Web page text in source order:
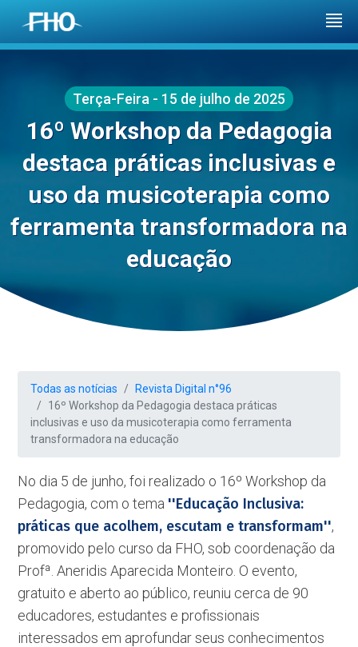
Terça-Feira - 15 de julho de 2025
16º Workshop da Pedagogia
destaca práticas inclusivas e
uso da musicoterapia como
ferramenta transformadora na
educação
Todas as notícias
Revista Digital n°96
16º Workshop da Pedagogia destaca práticas
inclusivas e uso da musicoterapia como ferramenta
transformadora na educação
No dia 5 de junho, foi realizado o 16º Workshop da
Pedagogia, com o tema ''Educação Inclusiva:
práticas que acolhem, escutam e transformam'',
promovido pelo curso da FHO, sob coordenação da
Profª. Aneridis Aparecida Monteiro. O evento,
gratuito e aberto ao público, reuniu cerca de 90
educadores, estudantes e profissionais
interessados em aprofundar seus conhecimentos